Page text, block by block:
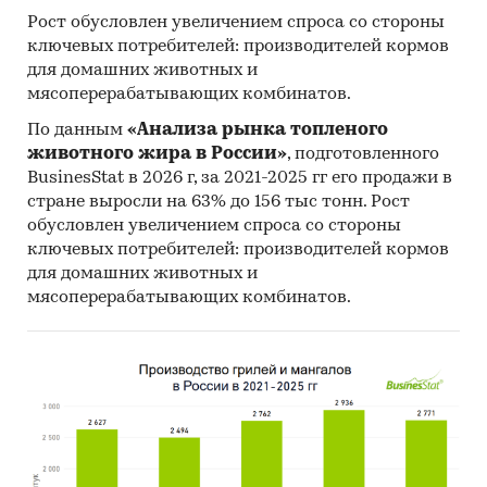
Рост обусловлен увеличением спроса со стороны
ключевых потребителей: производителей кормов
для домашних животных и
мясоперерабатывающих комбинатов.
По данным «Анализа рынка топленого
животного жира в России», подготовленного
BusinesStat в 2026 г, за 2021-2025 гг его продажи в
стране выросли на 63% до 156 тыс тонн. Рост
обусловлен увеличением спроса со стороны
ключевых потребителей: производителей кормов
для домашних животных и
мясоперерабатывающих комбинатов.